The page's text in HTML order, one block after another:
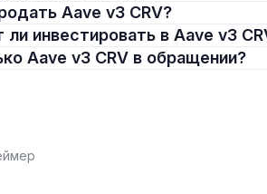
Aave v3 CRV?
ли инвестировать в Aave v3
Aave v3 CRV в обращении?